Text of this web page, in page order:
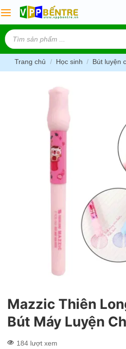
to
content
Tìm
kiếm
sản
phẩm
Trang chủ / Học sinh / Bút luyện
Mazzic Thiên
Bút Máy Luyện
184 lượt xem